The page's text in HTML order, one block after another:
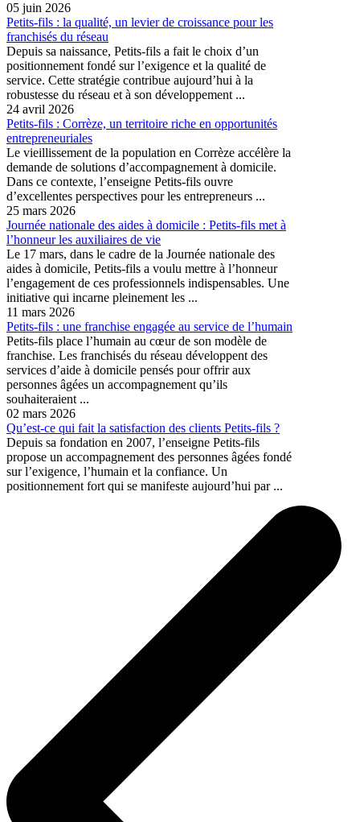
05 juin 2026
Petits-fils : la qualité, un levier de croissance pour les
franchisés du réseau
Depuis sa naissance, Petits-fils a fait le choix d’un
positionnement fondé sur l’exigence et la qualité de
service. Cette stratégie contribue aujourd’hui à la
robustesse du réseau et à son développement ...
24 avril 2026
Petits-fils : Corrèze, un territoire riche en opportunités
entrepreneuriales
Le vieillissement de la population en Corrèze accélère la
demande de solutions d’accompagnement à domicile.
Dans ce contexte, l’enseigne Petits-fils ouvre
d’excellentes perspectives pour les entrepreneurs ...
25 mars 2026
Journée nationale des aides à domicile : Petits-fils met à
l’honneur les auxiliaires de vie
Le 17 mars, dans le cadre de la Journée nationale des
aides à domicile, Petits-fils a voulu mettre à l’honneur
l’engagement de ces professionnels indispensables. Une
initiative qui incarne pleinement les ...
11 mars 2026
Petits-fils : une franchise engagée au service de l’humain
Petits-fils place l’humain au cœur de son modèle de
franchise. Les franchisés du réseau développent des
services d’aide à domicile pensés pour offrir aux
personnes âgées un accompagnement qu’ils
souhaiteraient ...
02 mars 2026
Qu’est-ce qui fait la satisfaction des clients Petits-fils ?
Depuis sa fondation en 2007, l’enseigne Petits-fils
propose un accompagnement des personnes âgées fondé
sur l’exigence, l’humain et la confiance. Un
positionnement fort qui se manifeste aujourd’hui par ...